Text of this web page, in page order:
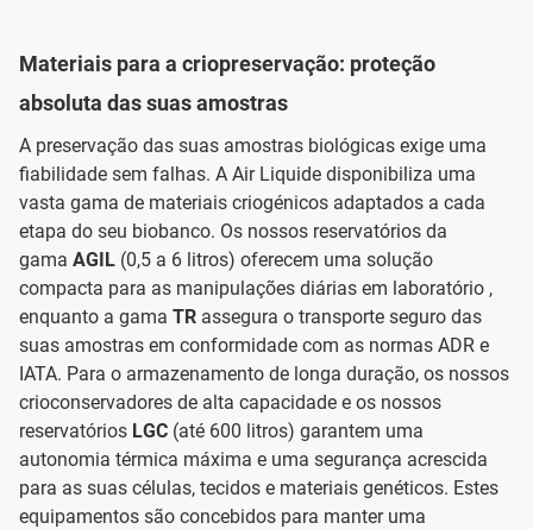
Materiais para a criopreservação: proteção
absoluta das suas amostras
A preservação das suas amostras biológicas exige uma
fiabilidade sem falhas. A Air Liquide disponibiliza uma
vasta gama de materiais criogénicos adaptados a cada
etapa do seu biobanco. Os nossos reservatórios da
gama AGIL (0,5 a 6 litros) oferecem uma solução
compacta para as manipulações diárias em laboratório ,
enquanto a gama TR assegura o transporte seguro das
suas amostras em conformidade com as normas ADR e
IATA. Para o armazenamento de longa duração, os nossos
crioconservadores de alta capacidade e os nossos
reservatórios LGC (até 600 litros) garantem uma
autonomia térmica máxima e uma segurança acrescida
para as suas células, tecidos e materiais genéticos. Estes
equipamentos são concebidos para manter uma